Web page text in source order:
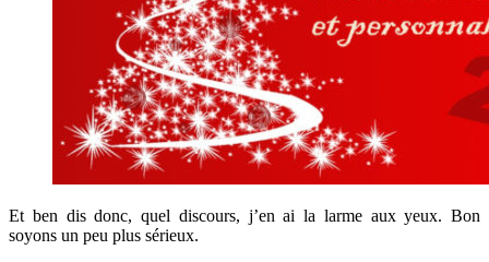
Et ben dis donc, quel discours, j’en ai la larme aux yeux. Bon
soyons un peu plus sérieux.